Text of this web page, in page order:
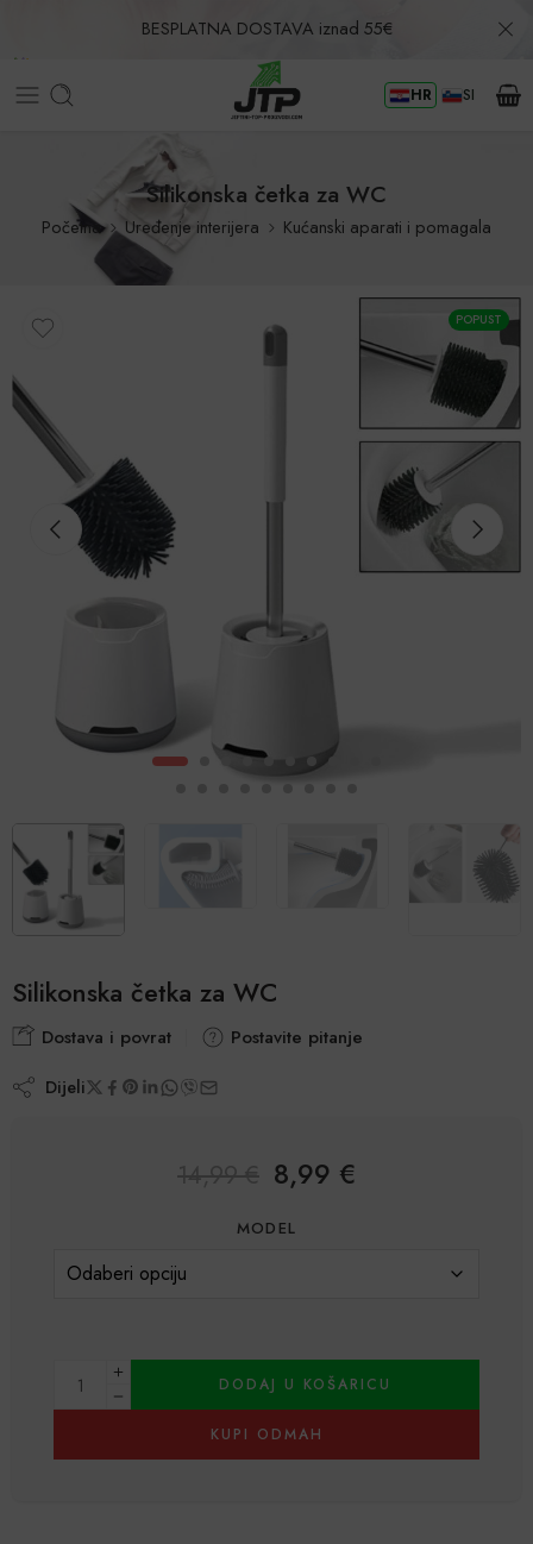
BESPLATNA DOSTAVA iznad 55€
Povrat u roku od 30 dana! HR SI
Silikonska četka za WC
Početna Uređenje interijera Kućanski aparati i pomagala
POPUST
Silikonska četka za WC
Dostava i povrat Postavite pitanje
Dijeli
14,99 8,99 €
MODEL
DODAJ U KOŠARICU
KUPI ODMAH